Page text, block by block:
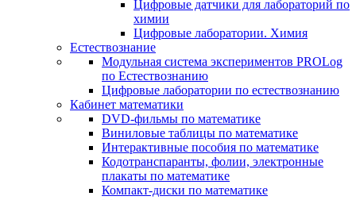
Цифровые датчики для лабораторий по
химии
Цифровые лаборатории. Химия
Естествознание
Модульная система экспериментов PROLog
по Естествознанию
Цифровые лаборатории по естествознанию
Кабинет математики
DVD-фильмы по математике
Виниловые таблицы по математике
Интерактивные пособия по математике
Кодотранспаранты, фолии, электронные
плакаты по математике
Компакт-диски по математике